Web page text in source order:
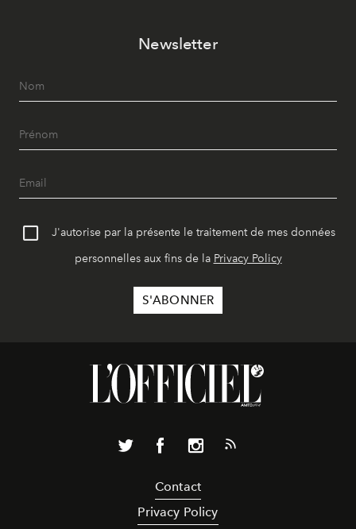
Newsletter
J'autorise par la présente le traitement de mes données
personnelles aux fins de la Privacy Policy
Contact
Privacy Policy